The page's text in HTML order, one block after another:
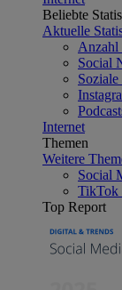
Beliebte
Aktuelle
Anzahl
Social
Internet
Themen
Weitere
Social
TikTok
Top Report